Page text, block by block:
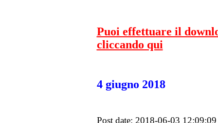
Puoi effettuare il
cliccando qui
4 giugno 2018
Post date: 2018-06-03 12:09:09